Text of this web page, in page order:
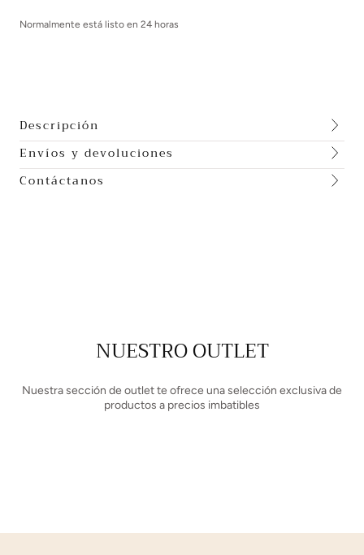
Normalmente está listo en 24 horas
Descripción
Envíos y devoluciones
Contáctanos
NUESTRO OUTLET
Nuestra sección de outlet te ofrece una selección exclusiva de
productos a precios imbatibles